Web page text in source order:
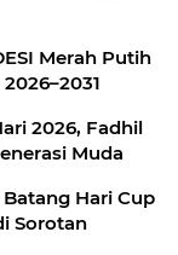
Merah Putih
2026, Fadhil
Muda
Hari Cup
Sorotan